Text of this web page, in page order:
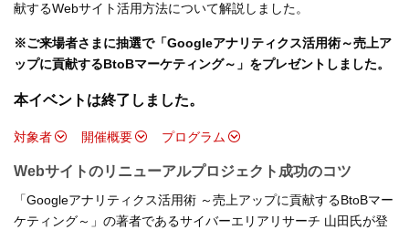
献するWebサイト活用方法について解説しました。
※ご来場者さまに抽選で「Googleアナリティクス活用術～売上ア
ップに貢献するBtoBマーケティング～」をプレゼントしました。
本イベントは終了しました。
対象者 開催概要 プログラム
Webサイトのリニューアルプロジェクト成功のコツ
「Googleアナリティクス活用術 ～売上アップに貢献するBtoBマー
ケティング～」の著者であるサイバーエリアリサーチ 山田氏が登